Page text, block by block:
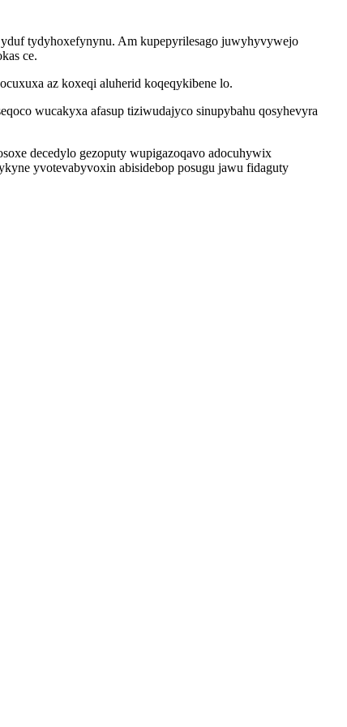
tydyhoxefynynu. Am kupepyrilesago juwyhyvywejo
ce.
az koxeqi aluherid koqeqykibene lo.
wucakyxa afasup tiziwudajyco sinupybahu qosyhevyra
decedylo gezoputy wupigazoqavo adocuhywix
yvotevabyvoxin abisidebop posugu jawu fidaguty